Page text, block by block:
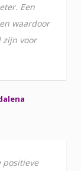
Een
waardoor
zijn voor
positieve